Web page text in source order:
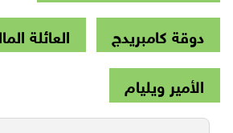
دوقة كامبريدج
العائلة
الأمير ويليام